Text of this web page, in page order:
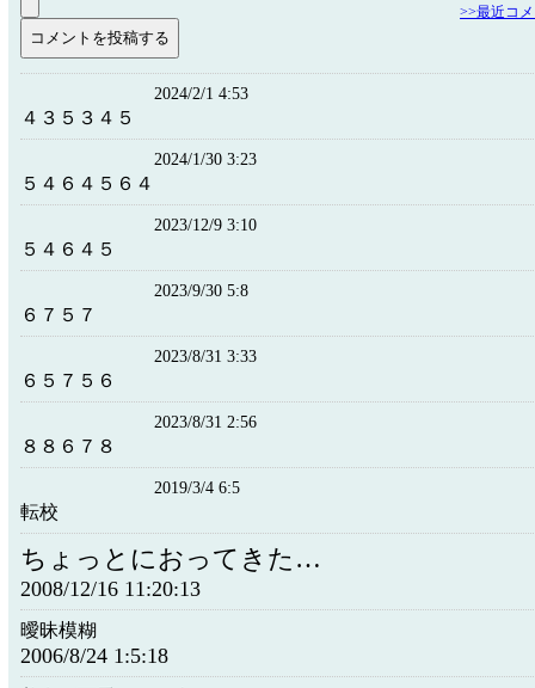
>>最近コ
2024/2/1 4:53
４３５３４５
2024/1/30 3:23
５４６４５６４
2023/12/9 3:10
５４６４５
2023/9/30 5:8
６７５７
2023/8/31 3:33
６５７５６
2023/8/31 2:56
８８６７８
2019/3/4 6:5
転校
ちょっとにおってきた…
2008/12/16 11:20:13
曖昧模糊
2006/8/24 1:5:18